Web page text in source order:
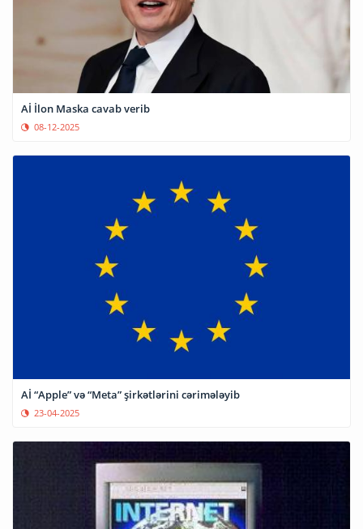
Aİ İlon Maska cavab verib
08-12-2025
Aİ “Apple” və “Meta” şirkətlərini cərimələyib
23-04-2025